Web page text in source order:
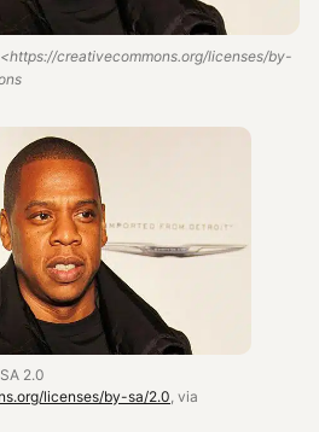
creativecommons.org/licenses/by-
2.0
licenses/by-sa/2.0, via